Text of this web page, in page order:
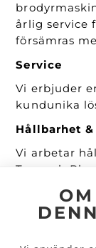
årlig service
försämras
Service
Vi erbjuder
kundunika
Hållbarhet
Vi arbetar
Tex- och
PVC/
och tål
torktumling.
Snabba